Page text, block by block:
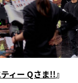
ィー Qさま!!』